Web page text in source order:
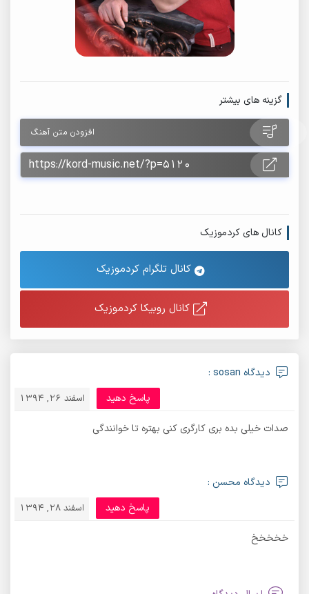
گزینه های بیشتر
افزودن متن آهنگ
کانال های کردموزیک
کانال تلگرام کردموزیک
کانال روبیکا کردموزیک
دیدگاه sosan :
اسفند 26, 1394 پاسخ دهید
صدات خیلی بده بری کارگری کنی بهتره تا خوانندگی
دیدگاه محسن :
اسفند 28, 1394 پاسخ دهید
خخخخخ